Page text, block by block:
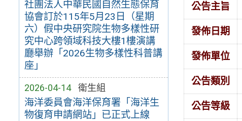
社團法人中華民國自然生態保育
協會訂於115年5月23日（星期
六）假中央研究院生物多樣性研
究中心跨領域科技大樓1樓演講
廳舉辦「2026生物多樣性科普講
座」
2026-04-14 衛生組
海洋委員會海洋保育署「海洋生
物復育申請網站」已正式上線
公告主旨
發佈日期
發佈單位
公告類別
公告等級